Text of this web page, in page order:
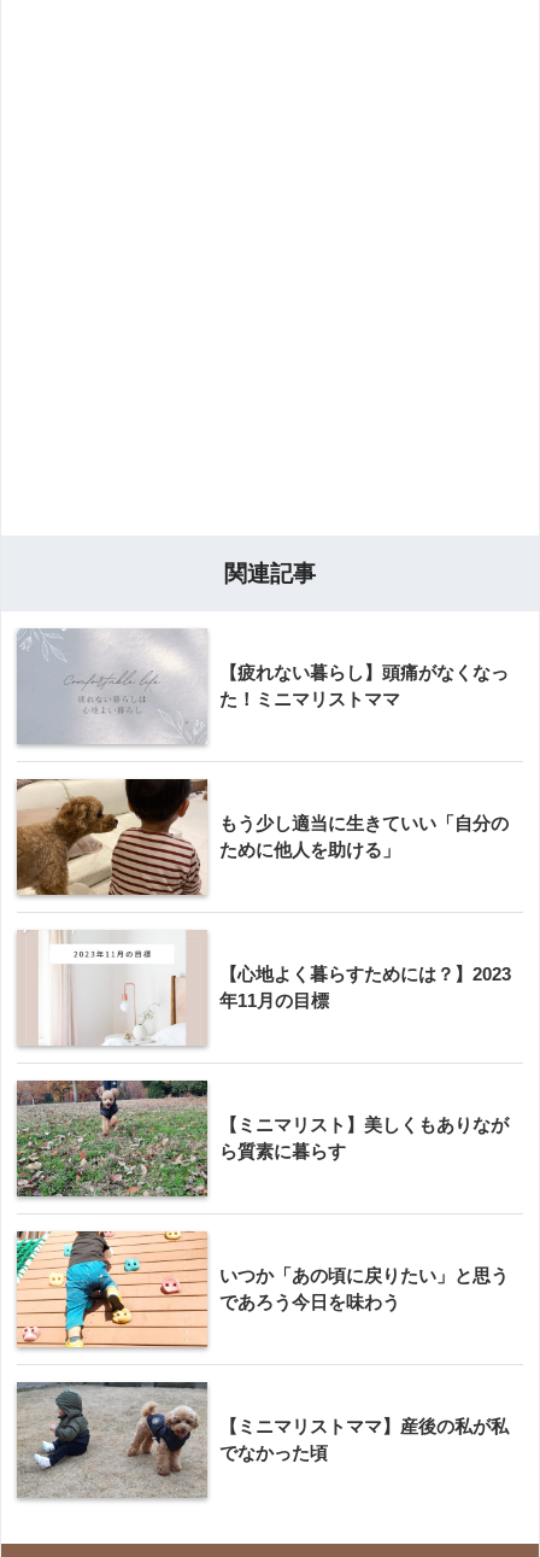
関連記事
【疲れない暮らし】頭痛がなくなっ
た！ミニマリストママ
もう少し適当に生きていい「自分の
ために他人を助ける」
【心地よく暮らすためには？】2023
年11月の目標
【ミニマリスト】美しくもありなが
ら質素に暮らす
いつか「あの頃に戻りたい」と思う
であろう今日を味わう
【ミニマリストママ】産後の私が私
でなかった頃